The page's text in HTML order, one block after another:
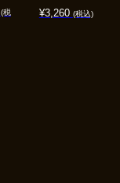
(税
¥3,260 (税込)